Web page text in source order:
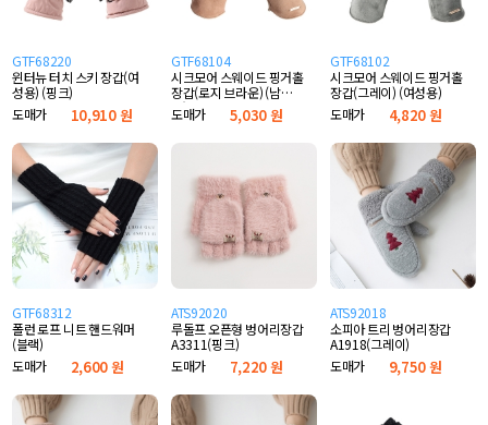
GTF68220
윈터뉴 터치 스키 장갑(여
성용) (핑크)
도매가
10,910 원
GTF68104
시크모어 스웨이드 핑거홀
장갑(로지 브라운) (남성
용)
도매가 5,030 원
GTF68102
시크모어 스웨이드 핑거홀
장갑(그레이) (여성용)
도매가
4,820 원
GTF68312
폴런 로프 니트 핸드워머
(블랙)
도매가
2,600 원
ATS92020
루돌프 오픈형 벙어리장갑
A3311(핑크)
도매가
7,220 원
ATS92018
소피아 트리 벙어리장갑
A1918(그레이)
도매가
9,750 원